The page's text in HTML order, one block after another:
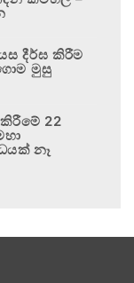
දීර්ඝ කිරීම
මුසු
22
නෑ